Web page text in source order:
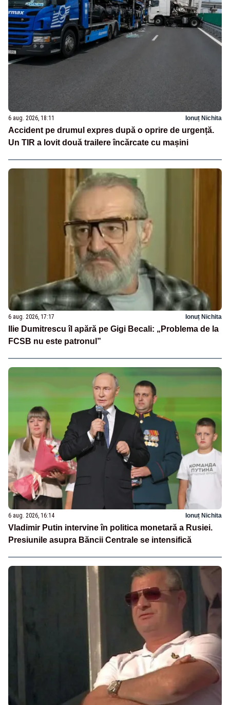
6 aug. 2026, 18:11 Ionuț Nichita
Accident pe drumul expres după o oprire de urgență.
Un TIR a lovit două trailere încărcate cu mașini
6 aug. 2026, 17:17 Ionuț Nichita
Ilie Dumitrescu îl apără pe Gigi Becali: „Problema de la
FCSB nu este patronul”
6 aug. 2026, 16:14 Ionuț Nichita
Vladimir Putin intervine în politica monetară a Rusiei.
Presiunile asupra Băncii Centrale se intensifică